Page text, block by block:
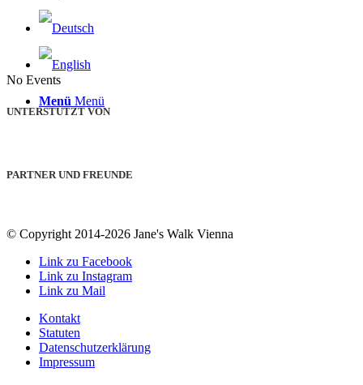
Menü Menü
No Events
UNTERSTÜTZT VON
PARTNER UND FREUNDE
© Copyright 2014-2026 Jane's Walk Vienna
Link zu Facebook
Link zu Instagram
Link zu Mail
Kontakt
Statuten
Datenschutzerklärung
Impressum